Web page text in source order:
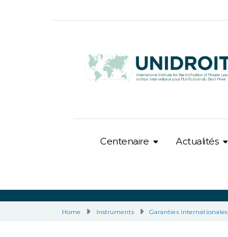
Centenaire Actualités
Home Instruments Garanties internationales